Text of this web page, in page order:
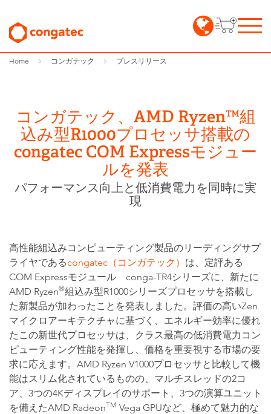
Home コンガテック プレスリリース
コンガテック、AMD Ryzen™組
込み型R1000プロセッサ搭載の
congatec COM Expressモジュー
ルを発表
パフォーマンス向上と低消費電力を同時に実
現
高性能組込みコンピューティング製品のリーディングサプ
ライヤであるcongatec（コンガテック） は、定評ある
COM Expressモジュール conga-TR4シリーズに、新たに
AMD Ryzen®組込み型R1000シリーズプロセッサを搭載し
た新製品が加わったことを発表しました。評価の高いZen
マイクロアーキテクチャに基づく、エネルギー効率に優れ
たこの新世代プロセッサは、クラス最高の低消費電力コン
ピューティング性能を発揮し、価格を重要視する市場の要
求に応えます。AMD Ryzen V1000プロセッサと比較して機
能はスリム化されているものの、マルチスレッドの2コ
ア、3つの4Kディスプレイのサポート、3つの演算ユニット
を備えたAMD RadeonTM Vega GPUなど、極めて魅力的な